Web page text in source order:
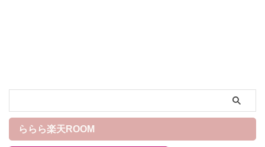
トF 』を紹介したいと思いま
んな特徴？ 『ジェルコートF』
はジェル状の歯磨き粉なので
すが、「ジェルタイプの歯磨
ららら楽天ROOM